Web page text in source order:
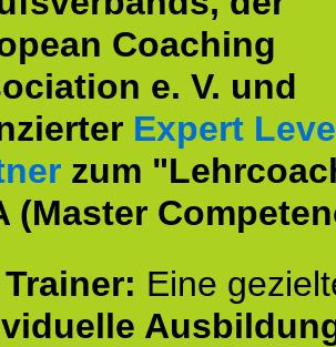
Coaching
e. V. und
Expert
zum
(Master
Eine